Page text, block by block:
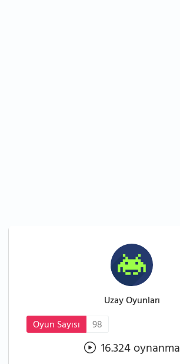
Uzay Oyunları
Oyun Sayısı
98
16.324 oynanma